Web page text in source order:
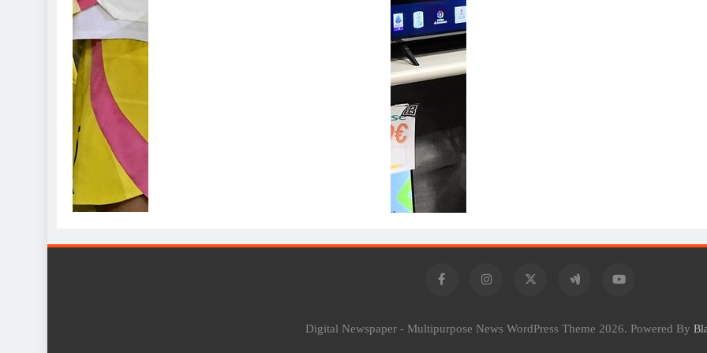
Digital Newspaper - Multipurpose News WordPress Theme 2026. Powered By